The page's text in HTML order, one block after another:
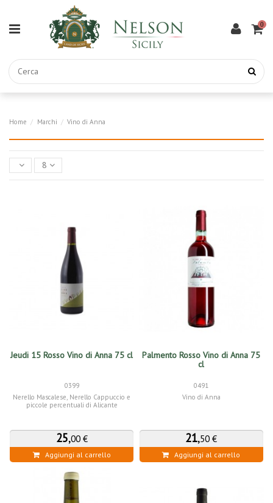
0
Home Marchi Vino di Anna
8
Jeudi 15 Rosso Vino di Anna 75 cl
0399
Nerello Mascalese, Nerello Cappuccio e
piccole percentuali di Alicante
25,00 €
Aggiungi al carrello
Palmento Rosso Vino di Anna 75
cl
0491
Vino di Anna
21,50 €
Aggiungi al carrello